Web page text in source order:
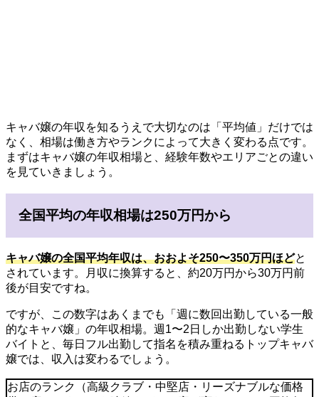
キャバ嬢の年収を知るうえで大切なのは「平均値」だけでは
なく、相場は働き方やランクによって大きく変わる点です。
まずはキャバ嬢の年収相場と、経験年数やエリアごとの違い
を見ていきましょう。
全国平均の年収相場は250万円から
キャバ嬢の全国平均年収は、おおよそ250〜350万円ほどと
されています。月収に換算すると、約20万円から30万円前
後が目安ですね。
ですが、この数字はあくまでも「週に数回出勤している一般
的なキャバ嬢」の年収相場。週1〜2日しか出勤しない学生
バイトと、毎日フル出勤して指名を積み重ねるトップキャバ
嬢では、収入は変わるでしょう。
お店のランク（高級クラブ・中堅店・リーズナブルな価格